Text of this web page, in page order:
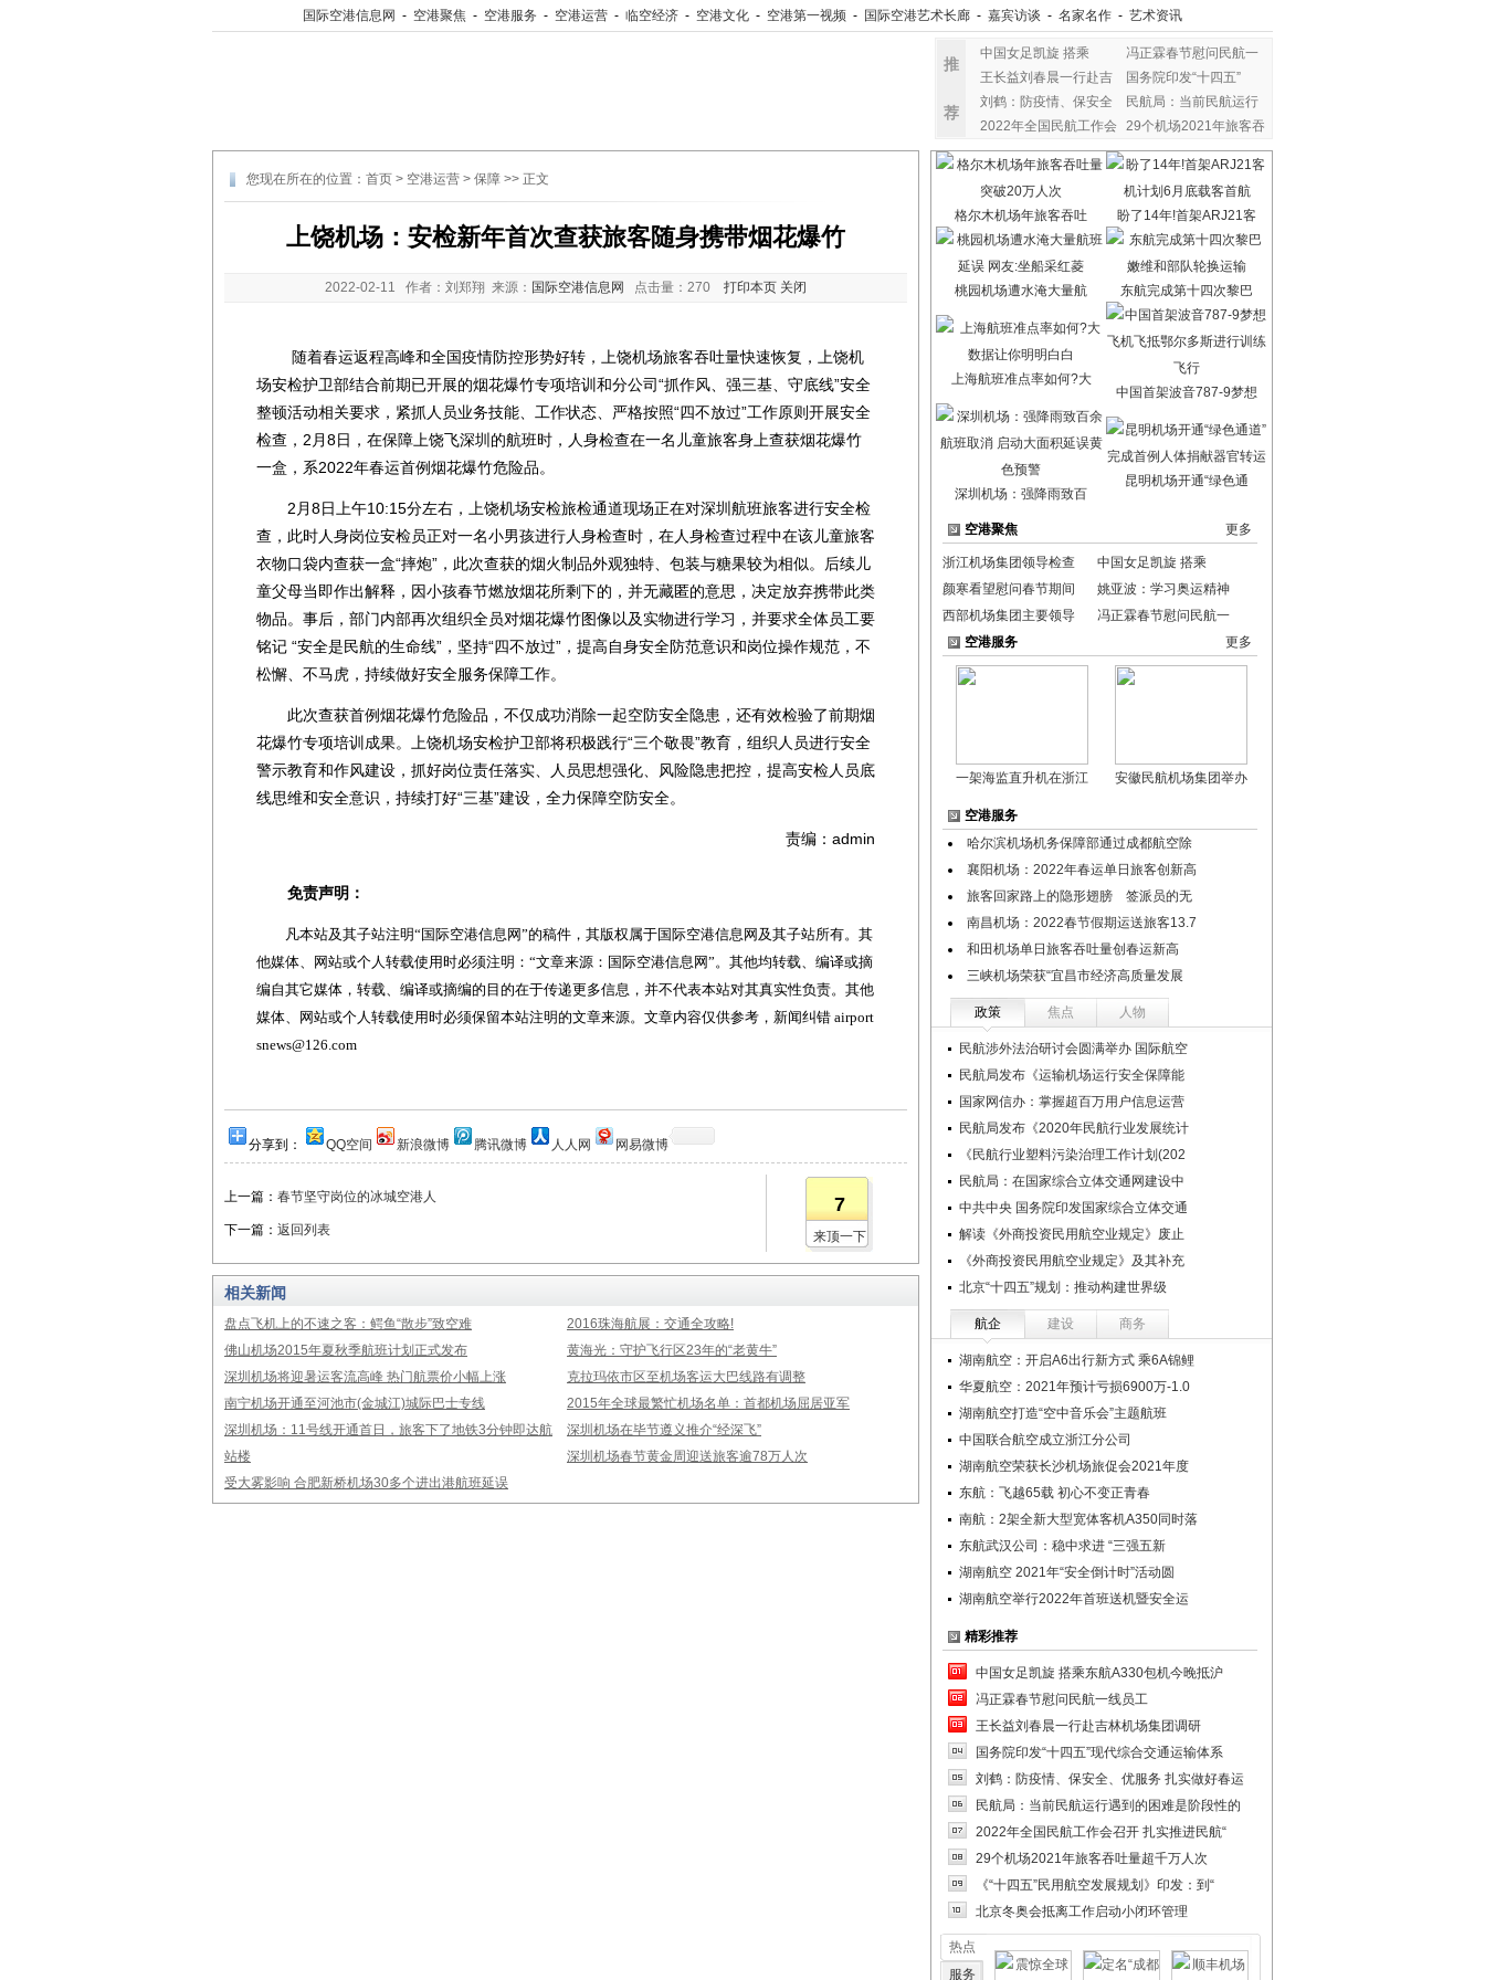
国际空港信息网 - 空港聚焦 - 空港服务 - 空港运营 - 临空经济 - 空港文化 - 空港第一视频 - 国际空港艺术长廊 - 嘉宾访谈 - 名家名作 - 艺术资讯
推
荐
中国女足凯旋 搭乘
冯正霖春节慰问民航一
王长益刘春晨一行赴吉
国务院印发“十四五”
刘鹤：防疫情、保安全
民航局：当前民航运行
2022年全国民航工作会 29个机场2021年旅客吞
您现在所在的位置： 首页 > 空港运营 > 保障 >> 正文
上饶机场：安检新年首次查获旅客随身携带烟花爆竹
2022-02-11 作者：刘郑翔 来源： 国际空港信息网 点击量： 270 打印本页 关闭
随着春运返程高峰和全国疫情防控形势好转，上饶机场旅客吞吐量快速恢复，上饶机
场安检护卫部结合前期已开展的烟花爆竹专项培训和分公司“抓作风、强三基、守底线”安全
整顿活动相关要求，紧抓人员业务技能、工作状态、严格按照“四不放过”工作原则开展安全
检查，2月8日，在保障上饶飞深圳的航班时，人身检查在一名儿童旅客身上查获烟花爆竹
一盒，系2022年春运首例烟花爆竹危险品。
2月8日上午10:15分左右，上饶机场安检旅检通道现场正在对深圳航班旅客进行安全检
查，此时人身岗位安检员正对一名小男孩进行人身检查时，在人身检查过程中在该儿童旅客
衣物口袋内查获一盒“摔炮”，此次查获的烟火制品外观独特、包装与糖果较为相似。后续儿
童父母当即作出解释，因小孩春节燃放烟花所剩下的，并无藏匿的意思，决定放弃携带此类
物品。事后，部门内部再次组织全员对烟花爆竹图像以及实物进行学习，并要求全体员工要
铭记 “安全是民航的生命线”，坚持“四不放过”，提高自身安全防范意识和岗位操作规范，不
松懈、不马虎，持续做好安全服务保障工作。
此次查获首例烟花爆竹危险品，不仅成功消除一起空防安全隐患，还有效检验了前期烟
花爆竹专项培训成果。上饶机场安检护卫部将积极践行“三个敬畏”教育，组织人员进行安全
警示教育和作风建设，抓好岗位责任落实、人员思想强化、风险隐患把控，提高安检人员底
线思维和安全意识，持续打好“三基”建设，全力保障空防安全。
责编：admin
免责声明：
凡本站及其子站注明“国际空港信息网”的稿件，其版权属于国际空港信息网及其子站所有。其
他媒体、网站或个人转载使用时必须注明：“文章来源：国际空港信息网”。其他均转载、编译或摘
编自其它媒体，转载、编译或摘编的目的在于传递更多信息，并不代表本站对其真实性负责。其他
媒体、网站或个人转载使用时必须保留本站注明的文章来源。文章内容仅供参考，新闻纠错 airport
snews@126.com
分享到： QQ空间 新浪微博 腾讯微博 人人网 网易微博
上一篇： 春节坚守岗位的冰城空港人
下一篇： 返回列表
7
来顶一下
相关新闻
盘点飞机上的不速之客：鳄鱼“散步”致空难
2016珠海航展：交通全攻略!
佛山机场2015年夏秋季航班计划正式发布
黄海光：守护飞行区23年的“老黄牛”
深圳机场将迎暑运客流高峰 热门航票价小幅上涨
克拉玛依市区至机场客运大巴线路有调整
南宁机场开通至河池市(金城江)城际巴士专线
2015年全球最繁忙机场名单：首都机场屈居亚军
深圳机场：11号线开通首日，旅客下了地铁3分钟即达航
站楼
深圳机场在毕节遵义推介“经深飞”
深圳机场春节黄金周迎送旅客逾78万人次
受大雾影响 合肥新桥机场30多个进出港航班延误
格尔木机场年旅客吞吐 盼了14年!首架ARJ21客
桃园机场遭水淹大量航 东航完成第十四次黎巴
上海航班准点率如何?大
中国首架波音787-9梦想
深圳机场：强降雨致百
昆明机场开通“绿色通
空港聚焦 更多
浙江机场集团领导检查
中国女足凯旋 搭乘
颜寒看望慰问春节期间
姚亚波：学习奥运精神
西部机场集团主要领导
冯正霖春节慰问民航一
空港服务
更多
一架海监直升机在浙江 安徽民航机场集团举办
空港服务
哈尔滨机场机务保障部通过成都航空除
襄阳机场：2022年春运单日旅客创新高
旅客回家路上的隐形翅膀 签派员的无
南昌机场：2022春节假期运送旅客13.7
和田机场单日旅客吞吐量创春运新高
三峡机场荣获“宜昌市经济高质量发展
政策 焦点 人物
民航涉外法治研讨会圆满举办 国际航空
民航局发布《运输机场运行安全保障能
国家网信办：掌握超百万用户信息运营
民航局发布《2020年民航行业发展统计
《民航行业塑料污染治理工作计划(202
民航局：在国家综合立体交通网建设中
中共中央 国务院印发国家综合立体交通
解读《外商投资民用航空业规定》废止
《外商投资民用航空业规定》及其补充
北京“十四五”规划：推动构建世界级
航企 建设 商务
湖南航空：开启A6出行新方式 乘6A锦鲤
华夏航空：2021年预计亏损6900万-1.0
湖南航空打造“空中音乐会”主题航班
中国联合航空成立浙江分公司
湖南航空荣获长沙机场旅促会2021年度
东航：飞越65载 初心不变正青春
南航：2架全新大型宽体客机A350同时落
东航武汉公司：稳中求进 “三强五新
湖南航空 2021年“安全倒计时”活动圆
湖南航空举行2022年首班送机暨安全运
精彩推荐
中国女足凯旋 搭乘东航A330包机今晚抵沪
冯正霖春节慰问民航一线员工
王长益刘春晨一行赴吉林机场集团调研
国务院印发“十四五”现代综合交通运输体系
刘鹤：防疫情、保安全、优服务 扎实做好春运
民航局：当前民航运行遇到的困难是阶段性的
2022年全国民航工作会召开 扎实推进民航“
29个机场2021年旅客吞吐量超千万人次
《“十四五”民用航空发展规划》印发：到“
北京冬奥会抵离工作启动小闭环管理
热点
服务